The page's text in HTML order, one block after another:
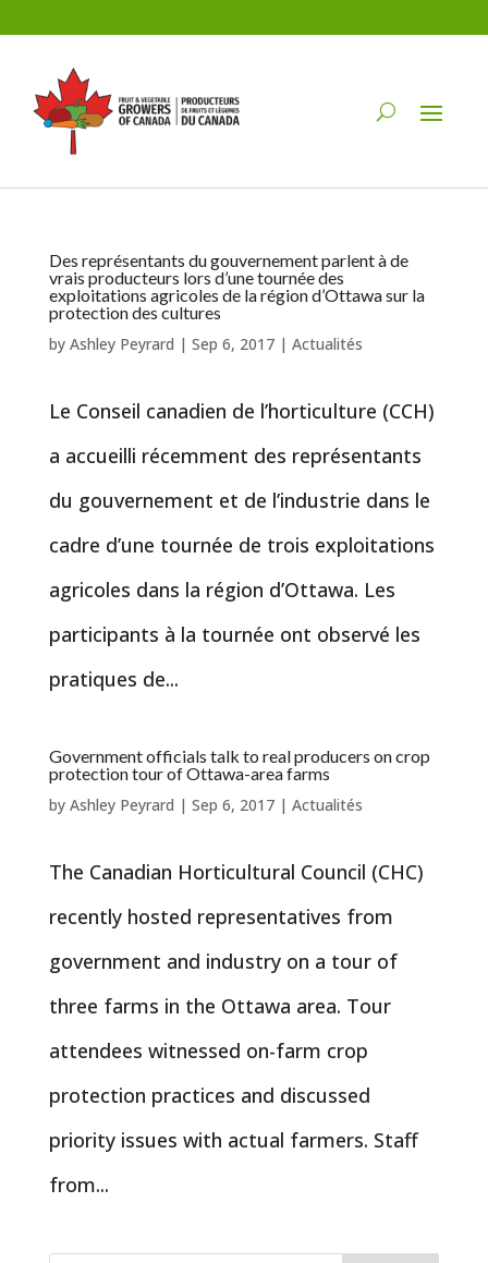
Des représentants du gouvernement parlent à de
vrais producteurs lors d’une tournée des
exploitations agricoles de la région d’Ottawa sur la
protection des cultures
by Ashley Peyrard | Sep 6, 2017| Actualités
Le Conseil canadien de l’horticulture (CCH)
a accueilli récemment des représentants
du gouvernement et de l’industrie dans le
cadre d’une tournée de trois exploitations
agricoles dans la région d’Ottawa. Les
participants à la tournée ont observé les
pratiques de...
Government officials talk to real producers on crop
protection tour of Ottawa-area farms
by Ashley Peyrard | Sep 6, 2017| Actualités
The Canadian Horticultural Council (CHC)
recently hosted representatives from
government and industry on a tour of
three farms in the Ottawa area. Tour
attendees witnessed on-farm crop
protection practices and discussed
priority issues with actual farmers. Staff
from...